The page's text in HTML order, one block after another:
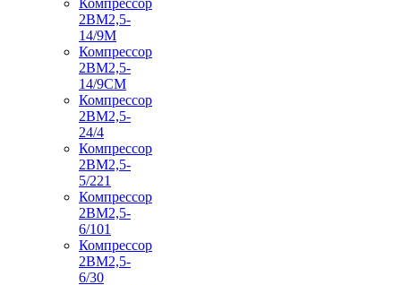
Компрессор
2ВМ2,5-
14/9М
Компрессор
2ВМ2,5-
14/9СМ
Компрессор
2ВМ2,5-
24/4
Компрессор
2ВМ2,5-
5/221
Компрессор
2ВМ2,5-
6/101
Компрессор
2ВМ2,5-
6/30